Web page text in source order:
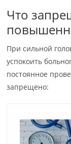
Что
При сильной
успокоить
постоянное
запрещено: